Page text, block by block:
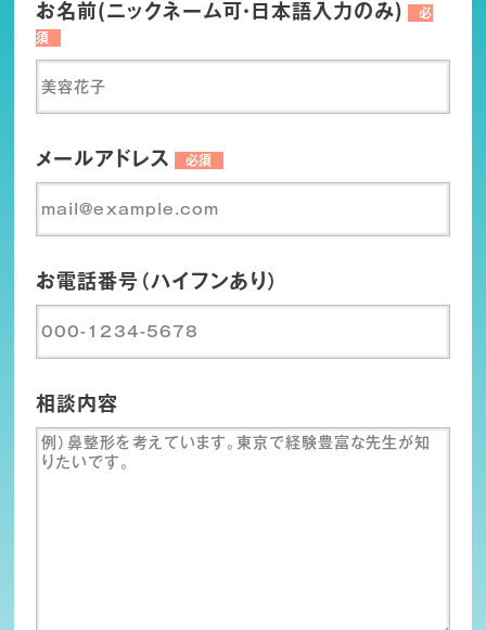
お名前(ニックネーム可・日本語入力のみ)
必
須
メールアドレス 必須
お電話番号（ハイフンあり）
相談内容